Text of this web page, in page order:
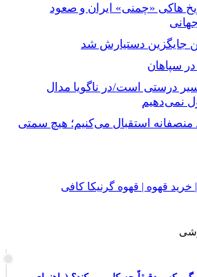
هاکی «چمنی» ایران و صعود
جایگزین دستیارش شد
سپاهان
درستی است/در ناگویا مدال
نمی‌دهیم
منصفانه استقبال می‌کنیم؛ هیچ سمتی
خرید قهوه | قهوه گرنیکا کافی